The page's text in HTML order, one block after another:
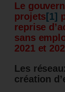
Le
projets [1]
reprise
sans
2021 et
Les
création